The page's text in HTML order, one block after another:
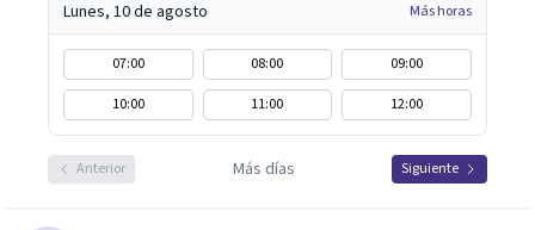
Lunes, 10 de agosto Más horas
07:00 08:00
09:00
10:00
11:00 12:00
Anterior Más días Siguiente